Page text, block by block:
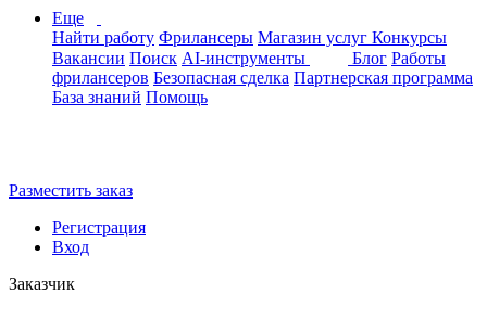
Еще
Найти работу Фрилансеры Магазин услуг Конкурсы
Вакансии Поиск AI-инструменты Блог Работы
фрилансеров Безопасная сделка Партнерская программа
База знаний Помощь
Разместить заказ
Регистрация
Вход
Заказчик